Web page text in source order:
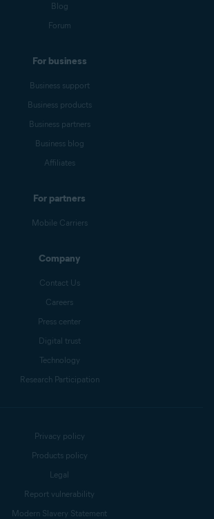
Blog
Forum
For business
Business support
Business products
Business partners
Business blog
Affiliates
For partners
Mobile Carriers
Company
Contact Us
Careers
Press center
Digital trust
Technology
Research Participation
Privacy policy
Products policy
Legal
Report vulnerability
Modern Slavery Statement